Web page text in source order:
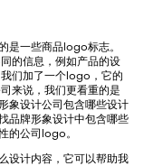
一些商品logo标志。
的信息，例如产品的设
们加了一个logo，它的
来说，我们更看重的是
象设计公司包含哪些设计
品牌形象设计中包含哪些
的公司logo。
计内容，它可以帮助我